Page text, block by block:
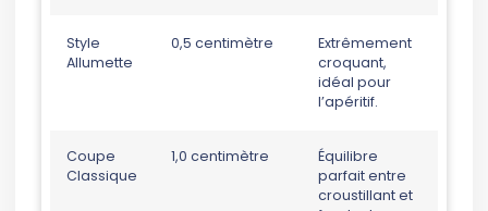
Style
Allumette
0,5 centimètre
Extrêmement
croquant,
idéal pour
l’apéritif.
Coupe
Classique
1,0 centimètre
Équilibre
parfait entre
croustillant et